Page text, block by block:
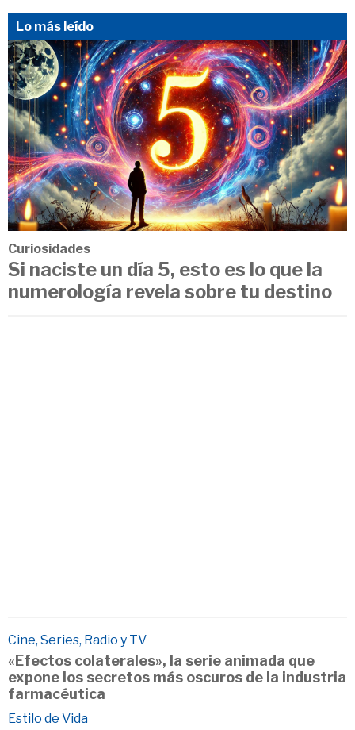
Lo más leído
Curiosidades
Si naciste un día 5, esto es lo que la
numerología revela sobre tu destino
Cine, Series, Radio y TV
«Efectos colaterales», la serie animada que
expone los secretos más oscuros de la industria
farmacéutica
Estilo de Vida